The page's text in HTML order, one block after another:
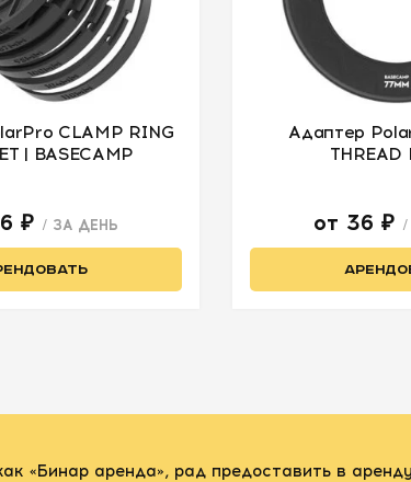
CLAMP RING
| BASECAMP
₽ / ЗА ДЕНЬ
Адаптер
THREAD
от 36 ₽ /
«Бинар аренда», рад предоставить в